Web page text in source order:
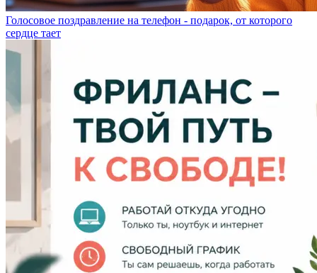
Голосовое поздравление на телефон - подарок, от которого
сердце тает